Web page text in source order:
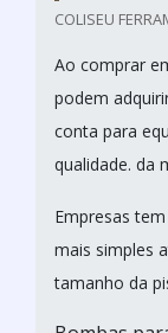
COLISEU
Ao comprar
podem
conta para
qualidade. da
Empresas
mais simples
tamanho da